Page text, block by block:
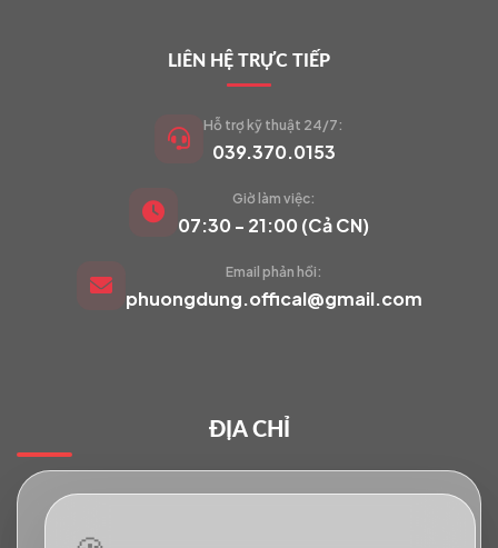
VIETCAM.VN
Đang trực tuyến
LIÊN HỆ TRỰC TIẾP
Hỗ trợ kỹ thuật 24/7:
039.370.0153
Giờ làm việc:
07:30 - 21:00 (Cả CN)
Email phản hồi:
phuongdung.offical@gmail.com
ĐỊA CHỈ